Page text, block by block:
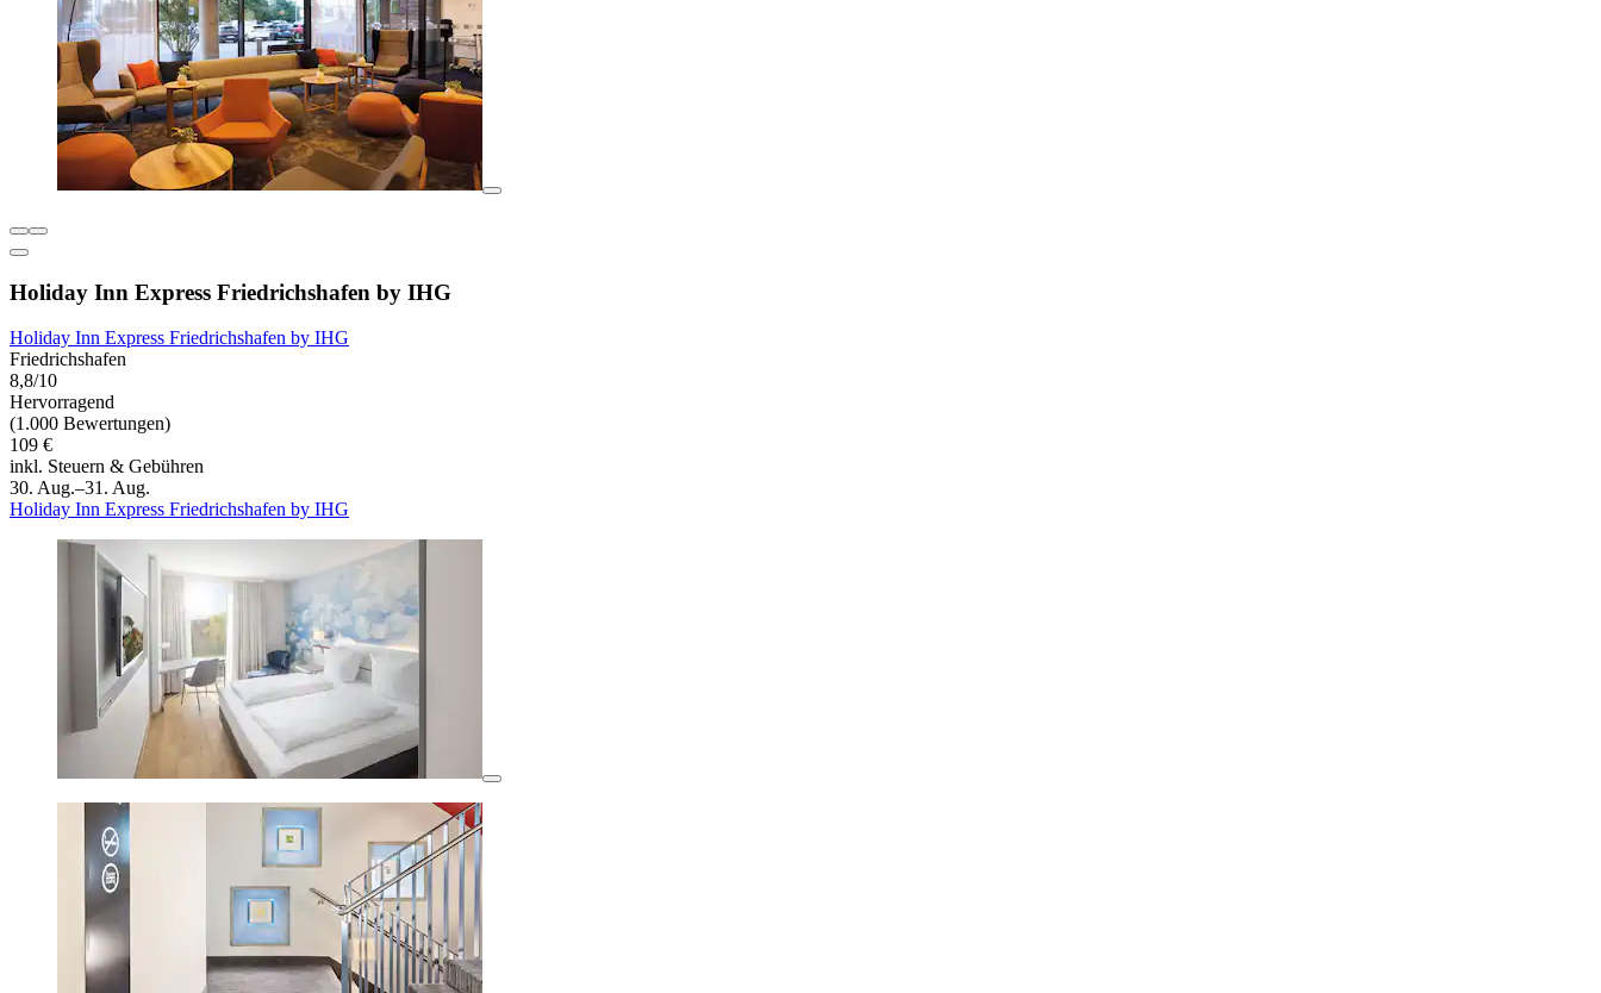
Holiday Inn Express Friedrichshafen by IHG
Holiday Inn Express Friedrichshafen by IHG
Friedrichshafen
8,8/10
Hervorragend
(1.000 Bewertungen)
109 €
inkl. Steuern & Gebühren
30. Aug.–31. Aug.
Holiday Inn Express Friedrichshafen by IHG